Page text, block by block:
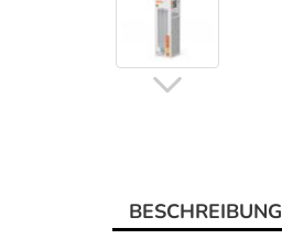
BESCHREIBUNG